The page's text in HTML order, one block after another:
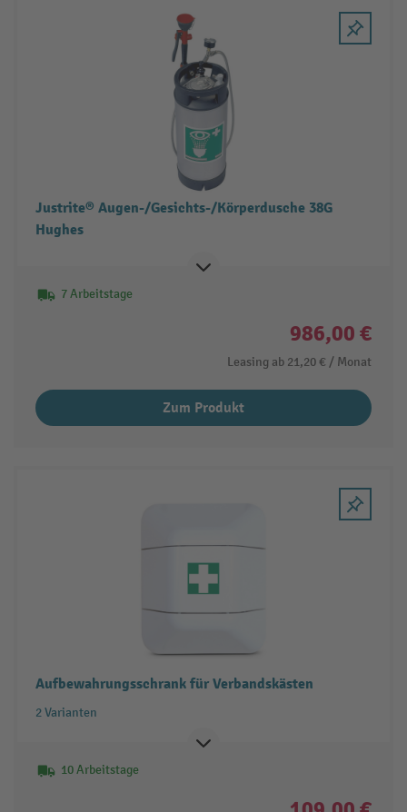
Justrite® Augen-/Gesichts-/Körperdusche 38G
Hughes
7 Arbeitstage
986,00 €
Leasing ab 21,20 € / Monat
Zum Produkt
Aufbewahrungsschrank für Verbandskästen
2 Varianten
10 Arbeitstage